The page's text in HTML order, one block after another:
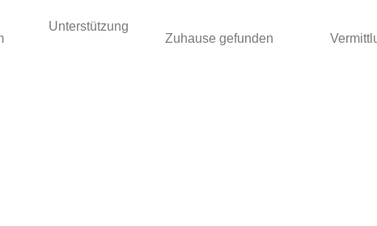
Unterstützung
Zuhause gefunden